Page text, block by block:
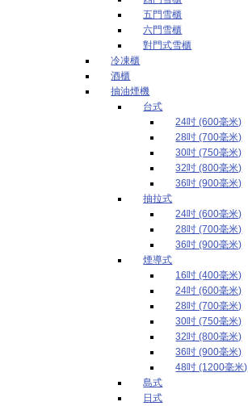
五門雪櫃
六門雪櫃
對門式雪櫃
冷凍櫃
酒櫃
抽油煙機
台式
24吋 (600毫米)
28吋 (700毫米)
30吋 (750毫米)
32吋 (800毫米)
36吋 (900毫米)
抽拉式
24吋 (600毫米)
28吋 (700毫米)
36吋 (900毫米)
煙導式
16吋 (400毫米)
24吋 (600毫米)
28吋 (700毫米)
30吋 (750毫米)
32吋 (800毫米)
36吋 (900毫米)
48吋 (1200毫米)
島式
日式